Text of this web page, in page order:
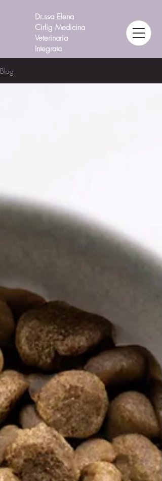
Dr.ssa Elena
Cirlig Medicina
Veterinaria
Integrata
Blog